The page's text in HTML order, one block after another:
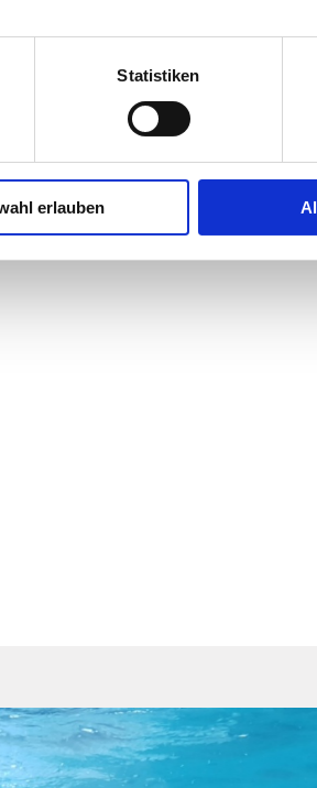
Statistiken
erlauben